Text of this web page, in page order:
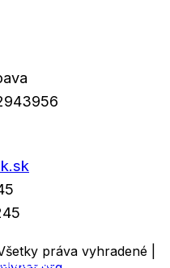
práva vyhradené |